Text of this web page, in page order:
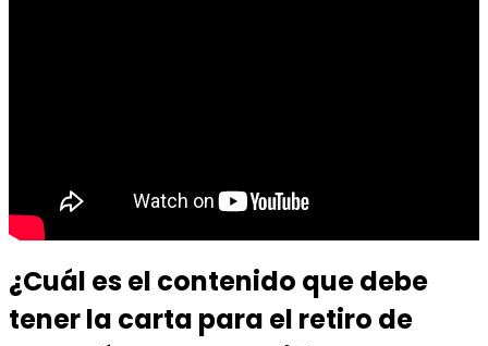
¿Cuál es el contenido que debe
tener la carta para el retiro de